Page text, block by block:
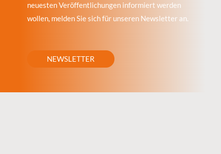
neuesten Veröffentlichungen informiert werden
wollen, melden Sie sich für unseren Newsletter an.
NEWSLETTER